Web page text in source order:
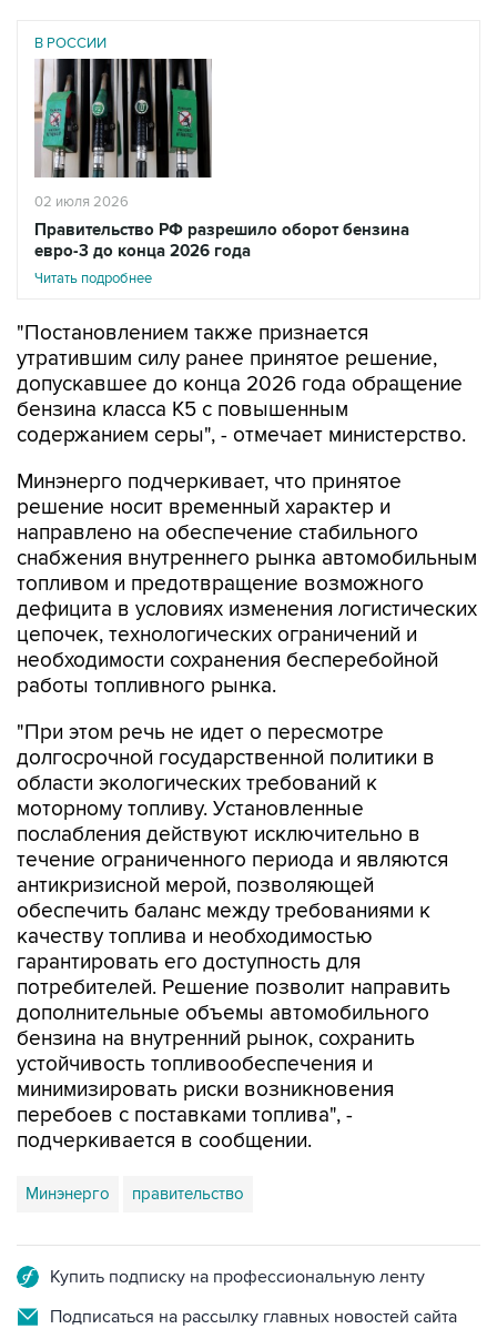
В РОССИИ
02 июля 2026
Правительство РФ разрешило оборот бензина
евро-3 до конца 2026 года
Читать подробнее
"Постановлением также признается
утратившим силу ранее принятое решение,
допускавшее до конца 2026 года обращение
бензина класса К5 с повышенным
содержанием серы", - отмечает министерство.
Минэнерго подчеркивает, что принятое
решение носит временный характер и
направлено на обеспечение стабильного
снабжения внутреннего рынка автомобильным
топливом и предотвращение возможного
дефицита в условиях изменения логистических
цепочек, технологических ограничений и
необходимости сохранения бесперебойной
работы топливного рынка.
"При этом речь не идет о пересмотре
долгосрочной государственной политики в
области экологических требований к
моторному топливу. Установленные
послабления действуют исключительно в
течение ограниченного периода и являются
антикризисной мерой, позволяющей
обеспечить баланс между требованиями к
качеству топлива и необходимостью
гарантировать его доступность для
потребителей. Решение позволит направить
дополнительные объемы автомобильного
бензина на внутренний рынок, сохранить
устойчивость топливообеспечения и
минимизировать риски возникновения
перебоев с поставками топлива", -
подчеркивается в сообщении.
Минэнерго правительство
Купить подписку на профессиональную ленту
Подписаться на рассылку главных новостей сайта